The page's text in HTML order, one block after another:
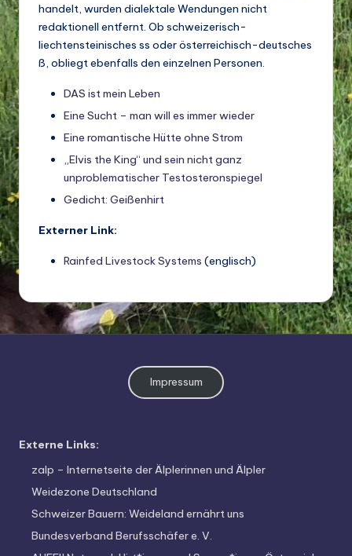
ä
t
handelt, wurden dialektale Wendungen nicht
redaktionell entfernt. Ob schweizerisch-
liechtensteinisches ss oder österreichisch-deutsches
ß, obliegt ebenfalls den einzelnen Personen.
DAS ist mein Leben
Eine Sucht – man will es immer wieder
Eine romantische Hütte ohne Strom
„Elvis the King“ und sein nicht ganz
unproblematischer Testosteronspiegel
Gedicht: Geißenhirt
Externer Link:
Rainfed Livestock Systems (englisch)
Impressum
Externe Links:
zalp – Internetseite der Älplerinnen und Älpler
Weidezone Deutschland
Schweizer Bauern: Weideland ernährt uns
Bundesverband Berufsschäfer e. V.